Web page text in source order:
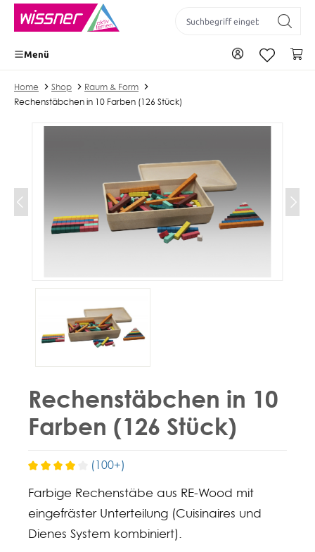
springen
Zu Ihrem Konto
Menü
Home Shop
Raum & Form
Rechenstäbchen in 10 Farben (126 Stück)
Rechenstäbchen in 10
Farben (126 Stück)
(100+)
Farbige Rechenstäbe aus RE-Wood mit
eingefräster Unterteilung (Cuisinaires und
Dienes System kombiniert).